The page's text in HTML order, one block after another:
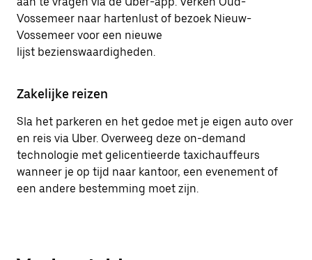
Vossemeer naar hartenlust of bezoek Nieuw-
Vossemeer voor een nieuwe
lijst bezienswaardigheden.
Zakelijke reizen
Sla het parkeren en het gedoe met je eigen auto over
en reis via Uber. Overweeg deze on-demand
technologie met gelicentieerde taxichauffeurs
wanneer je op tijd naar kantoor, een evenement of
een andere bestemming moet zijn.